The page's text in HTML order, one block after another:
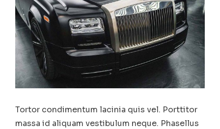
Tortor condimentum lacinia quis vel. Porttitor
massa id aliquam vestibulum neque. Phasellus